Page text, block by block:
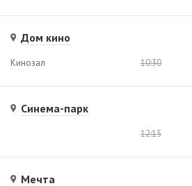
Дом кино
Кинозал 10:30
Синема-парк
12:15
Мечта